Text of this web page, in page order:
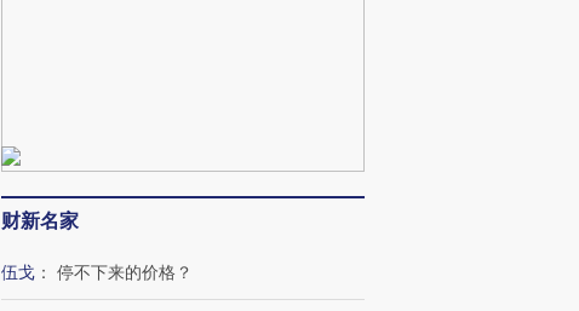
财新名家
伍戈 ： 停不下来的价格？